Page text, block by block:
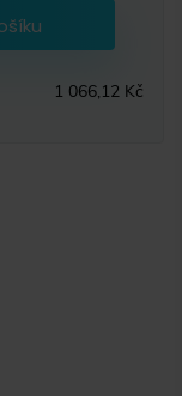
1 066,12 Kč